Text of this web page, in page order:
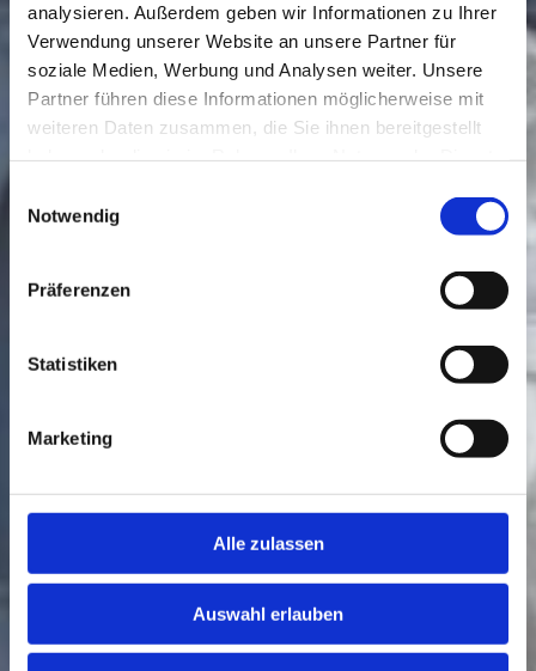
analysieren. Außerdem geben wir Informationen zu Ihrer
Verwendung unserer Website an unsere Partner für
soziale Medien, Werbung und Analysen weiter. Unsere
Partner führen diese Informationen möglicherweise mit
weiteren Daten zusammen, die Sie ihnen bereitgestellt
Notwendig
Präferenzen
Statistiken
Marketing
Alle zulassen
Auswahl erlauben